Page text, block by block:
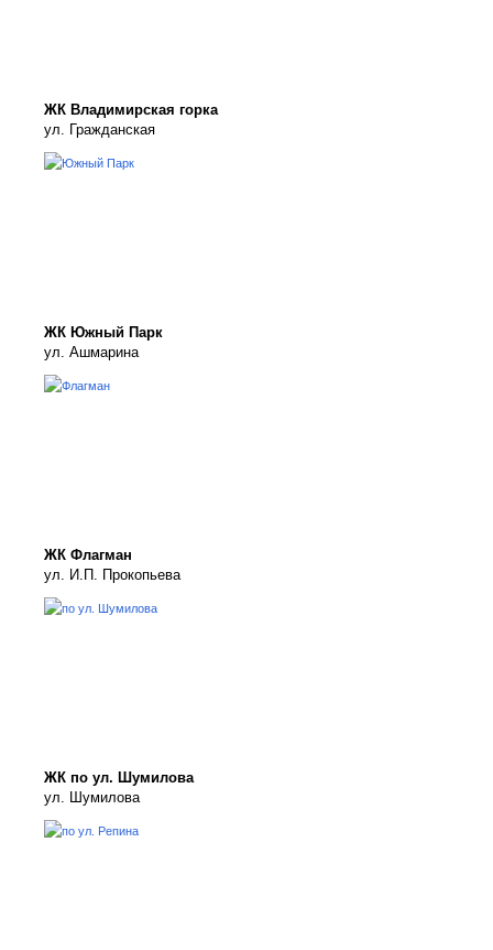
ЖК Владимирская горка
ул. Гражданская
ЖК Южный Парк
ул. Ашмарина
ЖК Флагман
ул. И.П. Прокопьева
ЖК по ул. Шумилова
ул. Шумилова